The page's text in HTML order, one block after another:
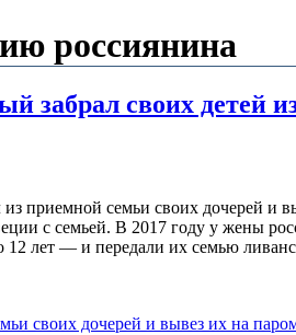
россиянина
забрал своих детей
приемной семьи своих дочерей и
с семьей. В 2017 году у жены
12 лет — и передали их семью
своих дочерей и вывез их на